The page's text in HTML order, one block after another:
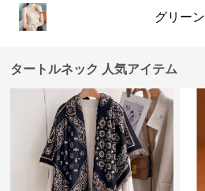
グリーン
タートルネック 人気アイテム